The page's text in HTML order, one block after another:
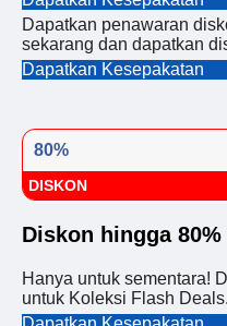
Dapatkan penawaran
sekarang dan dapatkan
Dapatkan Kesepakatan
80%
DISKON
Diskon hingga
Hanya untuk sementara!
untuk Koleksi Flash Deals.